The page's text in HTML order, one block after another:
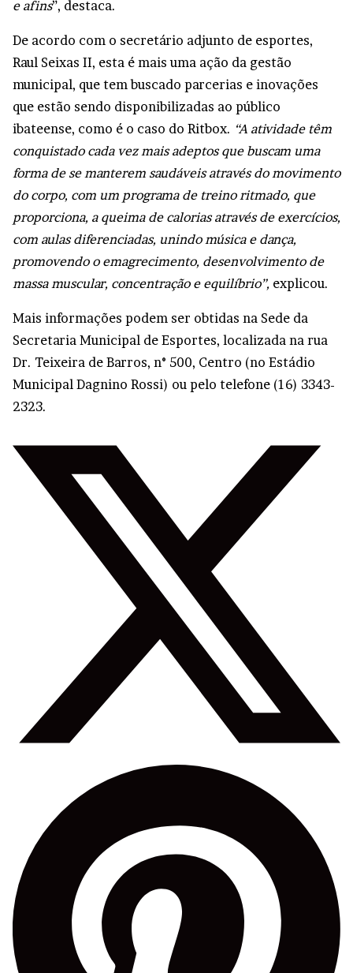
e afins”, destaca.
De acordo com o secretário adjunto de esportes,
Raul Seixas II, esta é mais uma ação da gestão
municipal, que tem buscado parcerias e inovações
que estão sendo disponibilizadas ao público
ibateense, como é o caso do Ritbox. “A atividade têm
conquistado cada vez mais adeptos que buscam uma
forma de se manterem saudáveis através do movimento
do corpo, com um programa de treino ritmado, que
proporciona, a queima de calorias através de exercícios,
com aulas diferenciadas, unindo música e dança,
promovendo o emagrecimento, desenvolvimento de
massa muscular, concentração e equilíbrio”, explicou.
Mais informações podem ser obtidas na Sede da
Secretaria Municipal de Esportes, localizada na rua
Dr. Teixeira de Barros, n° 500, Centro (no Estádio
Municipal Dagnino Rossi) ou pelo telefone (16) 3343-
2323.